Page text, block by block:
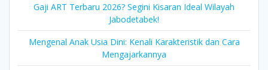
Gaji ART Terbaru 2026? Segini Kisaran Ideal Wilayah
Jabodetabek!
Mengenal Anak Usia Dini: Kenali Karakteristik dan Cara
Mengajarkannya